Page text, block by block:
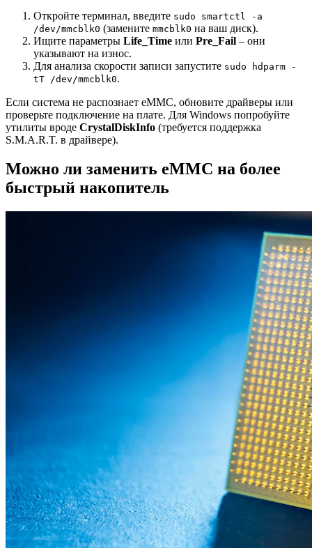
Откройте терминал, введите sudo smartctl -a
/dev/mmcblk0 (замените mmcblk0 на ваш диск).
Ищите параметры Life_Time или Pre_Fail – они
указывают на износ.
Для анализа скорости записи запустите sudo hdparm -
tT /dev/mmcblk0.
Если система не распознает eMMC, обновите драйверы или
проверьте подключение на плате. Для Windows попробуйте
утилиты вроде CrystalDiskInfo (требуется поддержка
S.M.A.R.T. в драйвере).
Можно ли заменить eMMC на более
быстрый накопитель